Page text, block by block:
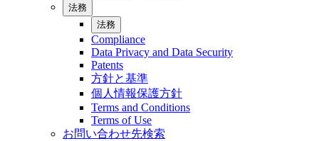
法務
法務
Compliance
Data Privacy and Data Security
Patents
方針と基準
個人情報保護方針
Terms and Conditions
Terms of Use
お問い合わせ先検索